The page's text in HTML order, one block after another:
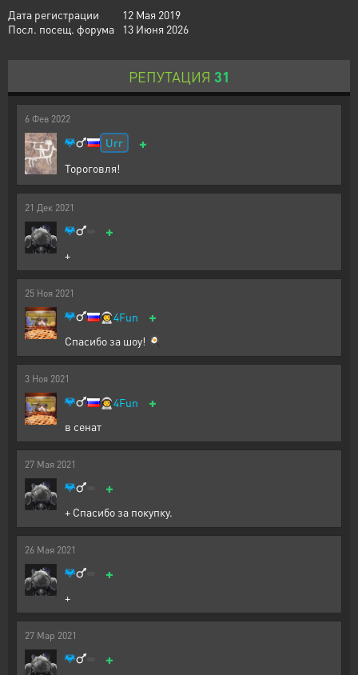
Дата регистрации
12 Мая 2019
Посл. посещ. форума
13 Июня 2026
РЕПУТАЦИЯ 31
6 Фев 2022
Urr +
Тороговля!
21 Дек 2021
+
+
25 Ноя 2021
👨‍🚀4Fun +
Спасибо за шоу! 🍳
3 Ноя 2021
👨‍🚀4Fun +
в сенат
27 Мая 2021
+
+ Спасибо за покупку.
26 Мая 2021
+
+
27 Мар 2021
+